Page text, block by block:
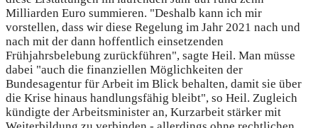
Milliarden Euro summieren. "Deshalb kann ich mir
vorstellen, dass wir diese Regelung im Jahr 2021 nach und
nach mit der dann hoffentlich einsetzenden
Frühjahrsbelebung zurückführen", sagte Heil. Man müsse
dabei "auch die finanziellen Möglichkeiten der
Bundesagentur für Arbeit im Blick behalten, damit sie über
die Krise hinaus handlungsfähig bleibt", so Heil. Zugleich
kündigte der Arbeitsminister an, Kurzarbeit stärker mit